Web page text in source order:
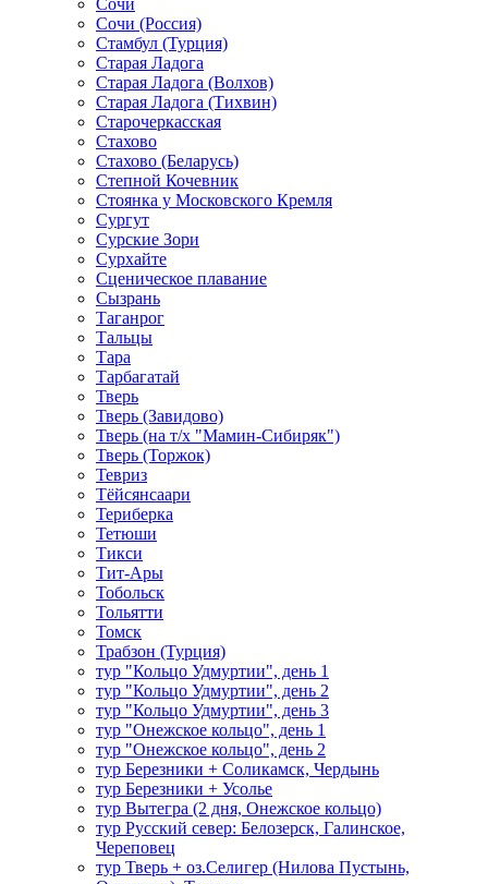
Сочи
Сочи (Россия)
Стамбул (Турция)
Старая Ладога
Старая Ладога (Волхов)
Старая Ладога (Тихвин)
Старочеркасская
Стахово
Стахово (Беларусь)
Степной Кочевник
Стоянка у Московского Кремля
Сургут
Сурские Зори
Сурхайте
Сценическое плавание
Сызрань
Таганрог
Тальцы
Тара
Тарбагатай
Тверь
Тверь (Завидово)
Тверь (на т/х "Мамин-Сибиряк")
Тверь (Торжок)
Тевриз
Тёйсянсаари
Териберка
Тетюши
Тикси
Тит-Ары
Тобольск
Тольятти
Томск
Трабзон (Турция)
тур "Кольцо Удмуртии", день 1
тур "Кольцо Удмуртии", день 2
тур "Кольцо Удмуртии", день 3
тур "Онежское кольцо", день 1
тур "Онежское кольцо", день 2
тур Березники + Соликамск, Чердынь
тур Березники + Усолье
тур Вытегра (2 дня, Онежское кольцо)
тур Русский север: Белозерск, Галинское,
Череповец
тур Тверь + оз.Селигер (Нилова Пустынь,